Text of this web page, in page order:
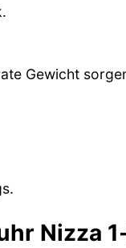
Gewicht
Nizza